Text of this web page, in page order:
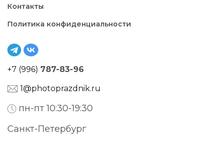
Контакты
Политика конфиденциальности
+7 (996) 787-83-96
1@photoprazdnik.ru
пн-пт 10:30-19:30
Санкт-Петербург